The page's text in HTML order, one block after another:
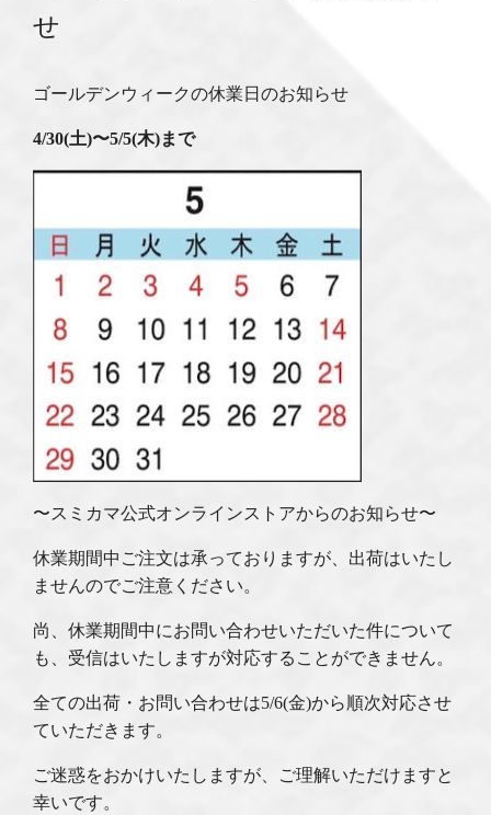
せ
ゴールデンウィークの休業日のお知らせ
4/30(土)〜5/5(木)まで
〜スミカマ公式オンラインストアからのお知らせ〜
休業期間中ご注文は承っておりますが、出荷はいたし
ませんのでご注意ください。
尚、休業期間中にお問い合わせいただいた件について
も、受信はいたしますが対応することができません。
全ての出荷・お問い合わせは5/6(金)から順次対応させ
ていただきます。
ご迷惑をおかけいたしますが、ご理解いただけますと
幸いです。